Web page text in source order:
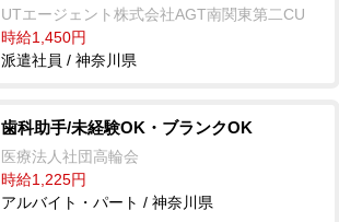
UTエージェント株式会社AGT南関東第二CU
時給1,450円
派遣社員 / 神奈川県
歯科助手/未経験OK・ブランクOK
医療法人社団高輪会
時給1,225円
アルバイト・パート / 神奈川県